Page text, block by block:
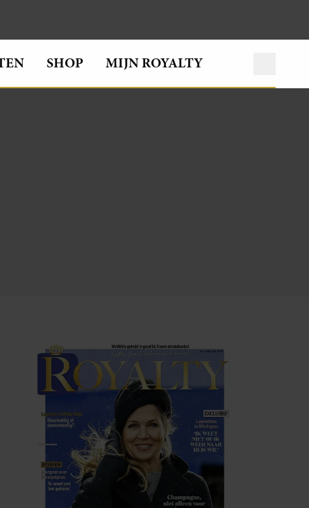
SHOP MIJN ROYALTY